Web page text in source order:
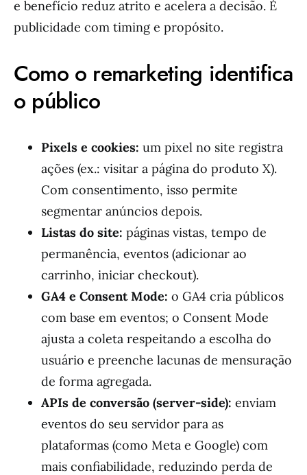
e benefício reduz atrito e acelera a decisão. É
publicidade com timing e propósito.
Como o remarketing identifica
o público
Pixels e cookies: um pixel no site registra
ações (ex.: visitar a página do produto X).
Com consentimento, isso permite
segmentar anúncios depois.
Listas do site: páginas vistas, tempo de
permanência, eventos (adicionar ao
carrinho, iniciar checkout).
GA4 e Consent Mode: o GA4 cria públicos
com base em eventos; o Consent Mode
ajusta a coleta respeitando a escolha do
usuário e preenche lacunas de mensuração
de forma agregada.
APIs de conversão (server-side): enviam
eventos do seu servidor para as
plataformas (como Meta e Google) com
mais confiabilidade, reduzindo perda de